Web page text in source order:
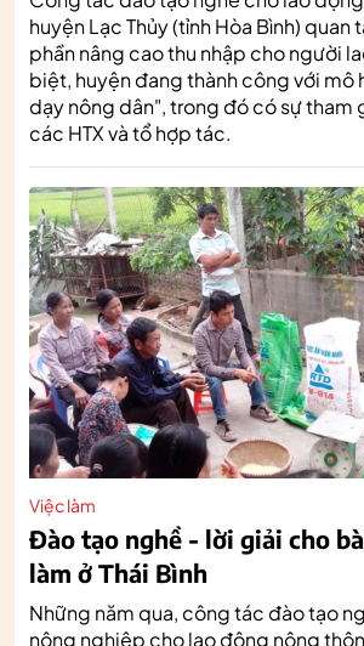
huyện Lạc Thủy (tỉnh Hòa Bình)
phần nâng cao thu nhập cho người
biệt, huyện đang thành công với mô
dạy nông dân", trong đó có sự tham
các HTX và tổ hợp tác.
Việc làm
Đào tạo nghề - lời giải cho
làm ở Thái Bình
Những năm qua, công tác đào tạo
nông nghiệp cho lao động nông